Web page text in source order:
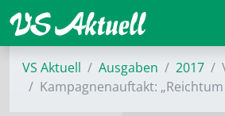
VS Aktuell Ausgaben 2017
Kampagnenauftakt: